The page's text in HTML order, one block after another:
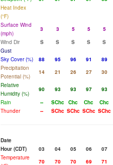
Heat Index
(°F)
Surface Wind
(mph)
3 3 5 5 5
Wind Dir
S S S S S
Gust
Sky Cover (%)
88 95 96 91 89
Precipitation
Potential (%)
14 21 26 27 30
Relative
Humidity (%)
90 93 93 97 93
Rain
-- SChc Chc Chc Chc
Thunder
-- SChc SChc SChc SChc
Date
Hour (CDT)
03 04 05 06 07
Temperature
70 70 70 69 71